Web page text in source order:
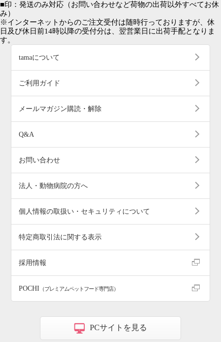
■印：発送のみ対応 （お問い合わせなど荷物の出荷以外すべてお休
み）
※インターネットからのご注文受付は随時行っておりますが、休
日及び休日前14時以降の受付分は、翌営業日に出荷手配となりま
す。
tamaについて
ご利用ガイド
メールマガジン購読・解除
Q&A
お問い合わせ
法人・動物病院の方へ
個人情報の取扱い・セキュリティについて
特定商取引法に関する表示
採用情報
POCHI （プレミアムペットフード専門店）
PCサイトを見る